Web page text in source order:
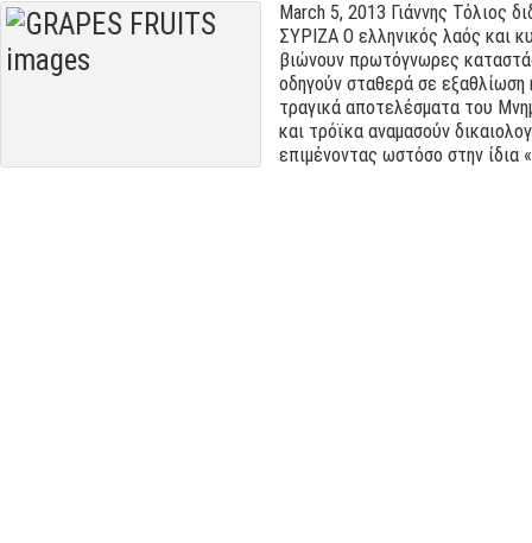
March 5, 2013 Γιάννης Τόλιος
ΣΥΡΙΖΑ Ο ελληνικός λαός και
βιώνουν πρωτόγνωρες
οδηγούν σταθερά σε
τραγικά αποτελέσματα του
και τρόϊκα αναμασούν
επιμένοντας ωστόσο στην ίδια